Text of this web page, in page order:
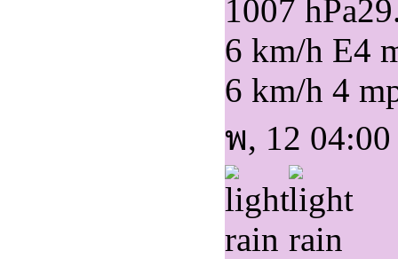
1007 hPa
6 km/h E4
6 km/h 4
พ, 12 04:00